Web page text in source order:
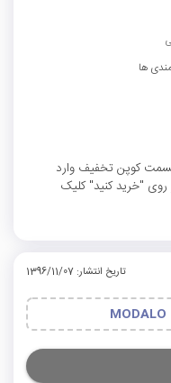
ها
کوپن تخفیف وارد
روی "خرید کنید" کلیک
تاریخ انتشار: 1396/11/07
MODALO